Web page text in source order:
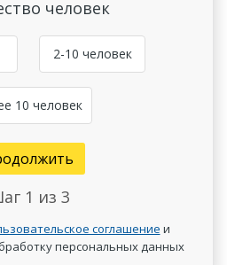
человек
2-10 человек
10 человек
1 из 3
соглашение и
персональных данных